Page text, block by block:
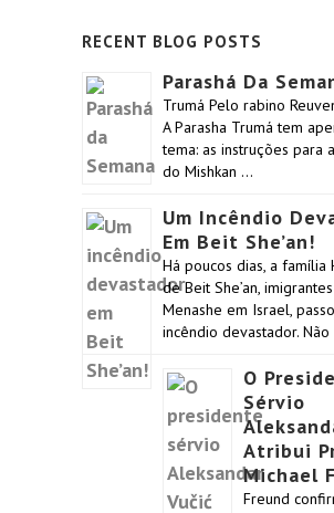
RECENT BLOG POSTS
Parashá Da
Trumá Pelo rabino
A Parasha Trumá tem
tema: as instruções para
do Mishkan …
Um Incêndio
Em Beit She’an!
Há poucos dias, a família
de Beit She’an,
Menashe em Israel,
incêndio devastador.
O
Sérvio
Atribui
Michael
Freund